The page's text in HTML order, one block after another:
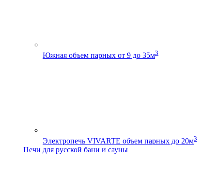
Южная объем парных от 9 до 35м3
Электропечь VIVARTE объем парных до 20м3
Печи для русской бани и сауны